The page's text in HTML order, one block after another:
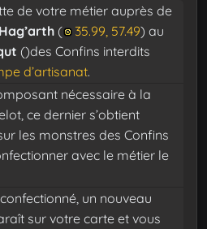
de votre métier auprès de
( 35.99, 57.49) au
()des Confins interdits
d’artisanat.
nécessaire à la
ce dernier s’obtient
les monstres des Confins
avec le métier le
un nouveau
sur votre carte et vous